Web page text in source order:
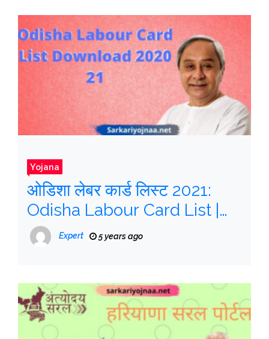
Yojana
ओडिशा लेबर कार्ड लिस्ट 2021:
Odisha Labour Card List |
labour card application
form, आवेदन प्रक्रिया
Expert 5 years ago